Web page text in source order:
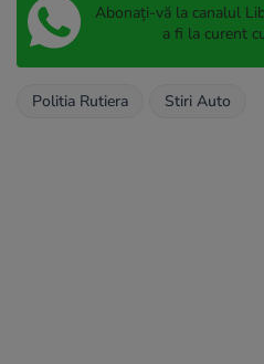
Abonați-vă la canalul
a fi la curent
Politia Rutiera Stiri Auto